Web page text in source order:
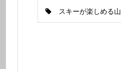
スキーが楽しめる山